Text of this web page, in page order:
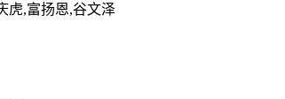
虎,富扬恩,谷文泽